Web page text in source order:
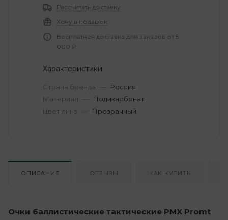
Рассчитать доставку
Хочу в подарок
Бесплатная доставка для заказов от 5
000 ₽
Характеристики
Страна бренда — Россия
Материал — Поликарбонат
Цвет линз — Прозрачный
ОПИСАНИЕ ОТЗЫВЫ КАК КУПИТЬ
Очки баллистические тактические PMX Promt